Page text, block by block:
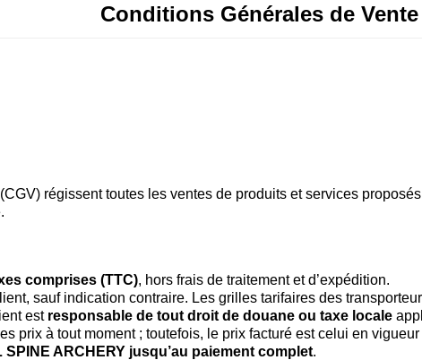
Conditions Générales de Vente
régissent toutes les ventes de produits et services
comprises (TTC), hors frais de traitement et d’expédition.
sauf indication contraire. Les grilles tarifaires des
est responsable de tout droit de douane ou taxe locale
prix à tout moment ; toutefois, le prix facturé est celui en
SPINE ARCHERY jusqu’au paiement complet.